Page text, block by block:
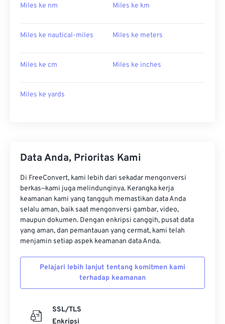
Miles ke nm Miles ke km
Miles ke nautical-miles Miles ke meters
Miles ke cm Miles ke inches
Miles ke yards
Data Anda, Prioritas Kami
Di FreeConvert, kami lebih dari sekadar mengonversi
berkas—kami juga melindunginya. Kerangka kerja
keamanan kami yang tangguh memastikan data Anda
selalu aman, baik saat mengonversi gambar, video,
maupun dokumen. Dengan enkripsi canggih, pusat data
yang aman, dan pemantauan yang cermat, kami telah
menjamin setiap aspek keamanan data Anda.
Pelajari lebih lanjut tentang komitmen kami
terhadap keamanan
SSL/TLS
Enkripsi